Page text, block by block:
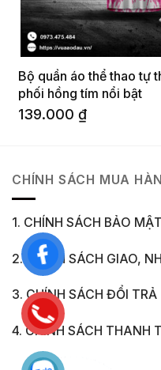
Bộ quần áo thể thao tự
phối hồng tím nổi bật
139.000 ₫
CHÍNH SÁCH MUA
1. CHÍNH SÁCH BẢO
2. CHÍNH SÁCH GIAO,
3. CHÍNH SÁCH ĐỔI TRẢ
4. CHÍNH SÁCH THANH